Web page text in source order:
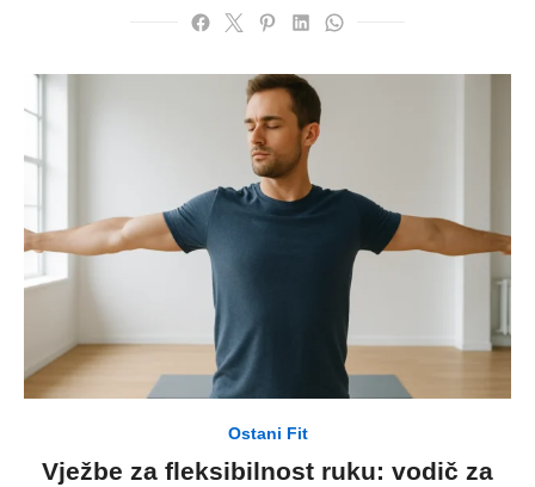
Ostani Fit
Vježbe za fleksibilnost ruku: vodič za